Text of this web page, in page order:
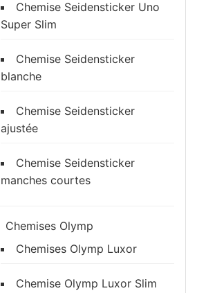
Chemise Seidensticker Uno
Super Slim
Chemise Seidensticker
blanche
Chemise Seidensticker
ajustée
Chemise Seidensticker
manches courtes
Chemises Olymp
Chemises Olymp Luxor
Chemise Olymp Luxor Slim